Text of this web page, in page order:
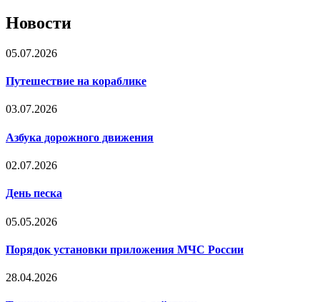
Новости
05.07.2026
Путешествие на кораблике
03.07.2026
Азбука дорожного движения
02.07.2026
День песка
05.05.2026
Порядок установки приложения МЧС России
28.04.2026